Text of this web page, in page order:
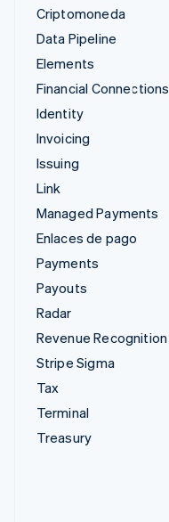
Criptomoneda
Data Pipeline
Elements
Financial Connections
Identity
Invoicing
Issuing
Link
Managed Payments
Enlaces de pago
Payments
Payouts
Radar
Revenue Recognition
Stripe Sigma
Tax
Terminal
Treasury